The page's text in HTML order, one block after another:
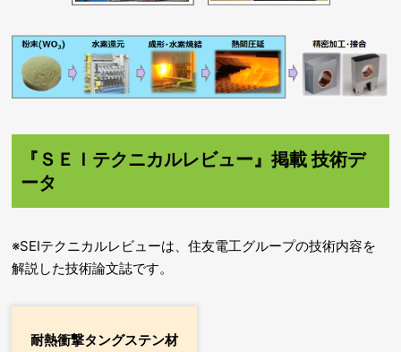
『ＳＥＩテクニカルレビュー』掲載 技術デ
ータ
※SEIテクニカルレビューは、住友電工グループの技術内容を
解説した技術論文誌です。
耐熱衝撃タングステン材